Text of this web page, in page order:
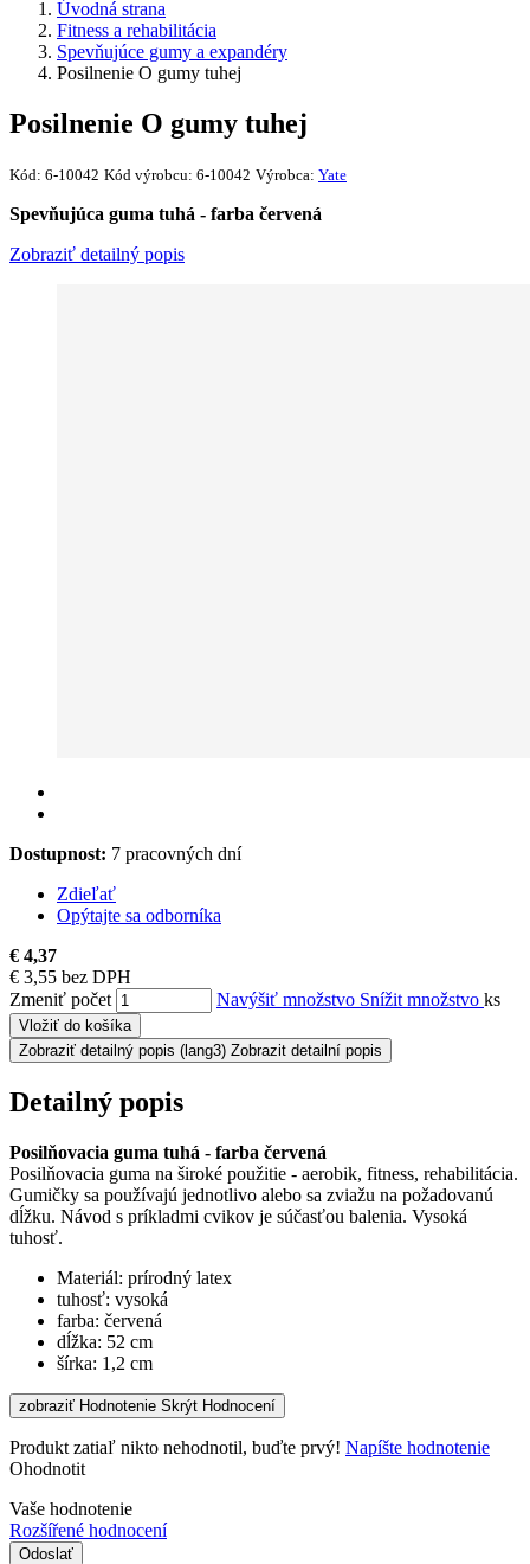
Úvodná strana
Fitness a rehabilitácia
Spevňujúce gumy a expandéry
Posilnenie O gumy tuhej
Posilnenie O gumy tuhej
Kód: 6-10042 Kód výrobcu: 6-10042 Výrobca: Yate
Spevňujúca guma tuhá - farba červená
Zobraziť detailný popis
Dostupnost: 7 pracovných dní
Zdieľať
Opýtajte sa odborníka
€ 4,37
€ 3,55 bez DPH
Zmeniť počet
Navýšiť množstvo Snížit množstvo ks
Vložiť do košíka
Zobraziť detailný popis (lang3) Zobrazit detailní popis
Detailný popis
Posilňovacia guma tuhá - farba červená
Posilňovacia guma na široké použitie - aerobik, fitness, rehabilitácia.
Gumičky sa používajú jednotlivo alebo sa zviažu na požadovanú
dĺžku. Návod s príkladmi cvikov je súčasťou balenia. Vysoká
tuhosť.
Materiál: prírodný latex
tuhosť: vysoká
farba: červená
dĺžka: 52 cm
šírka: 1,2 cm
zobraziť Hodnotenie Skrýt Hodnocení
Produkt zatiaľ nikto nehodnotil, buďte prvý! Napíšte hodnotenie
Ohodnotit
Vaše hodnotenie
Rozšířené hodnocení
Odoslať